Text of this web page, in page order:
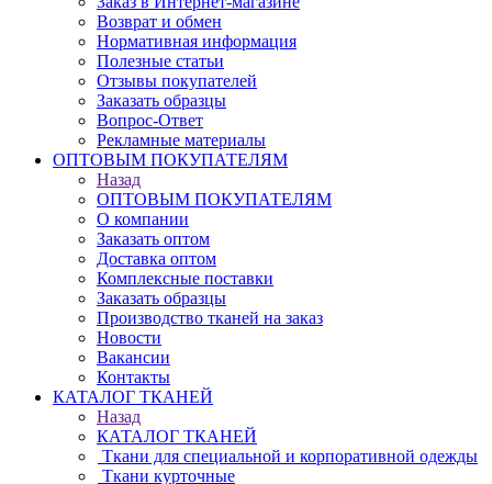
Возврат и обмен
Нормативная информация
Полезные статьи
Отзывы покупателей
Заказать образцы
Вопрос-Ответ
Рекламные материалы
ОПТОВЫМ ПОКУПАТЕЛЯМ
Назад
ОПТОВЫМ ПОКУПАТЕЛЯМ
О компании
Заказать оптом
Доставка оптом
Комплексные поставки
Заказать образцы
Производство тканей на заказ
Новости
Вакансии
Контакты
КАТАЛОГ ТКАНЕЙ
Назад
КАТАЛОГ ТКАНЕЙ
Ткани для специальной и корпоративной одежды
Ткани курточные